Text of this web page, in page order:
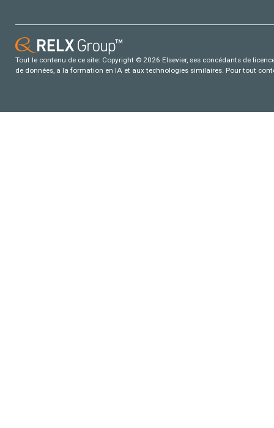
Tout le contenu de ce site: Copyright © 2026 Elsevier, ses concédants de
de données, a la formation en IA et aux technologies similaires. Pour tout